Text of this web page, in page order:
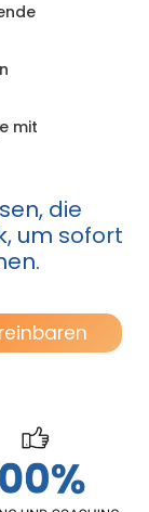
mit
die
um sofort